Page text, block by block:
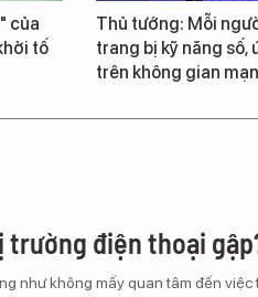
của
tố
Thủ tướng: Mỗi
trang bị kỹ năng số,
trên không gian
trường điện thoại
như không mấy quan tâm đến việc